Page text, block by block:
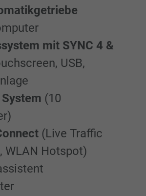
mit SYNC 4 &
USB,
(10
(Live Traffic
WLAN Hotspot)